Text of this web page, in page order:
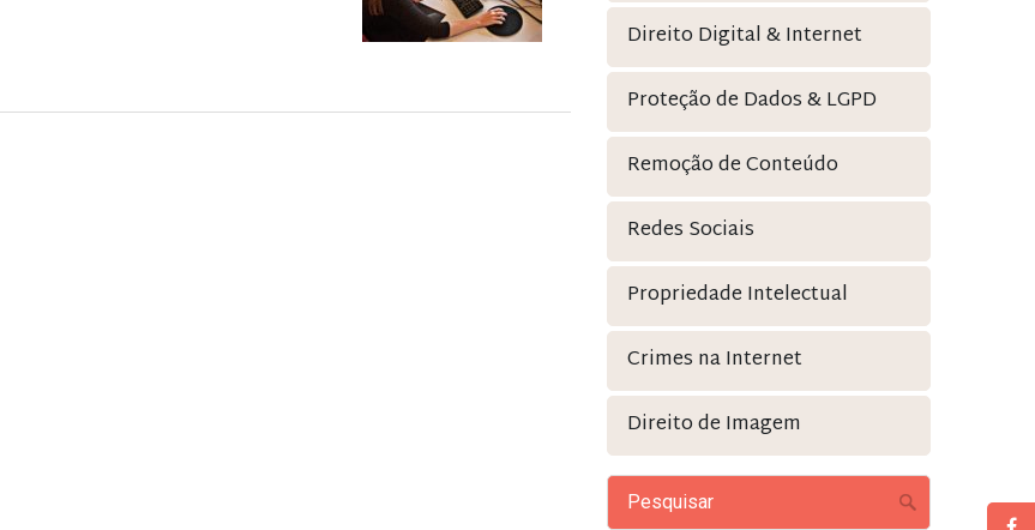
Direito Digital & Internet
Proteção de Dados & LGPD
Remoção de Conteúdo
Redes Sociais
Propriedade Intelectual
Crimes na Internet
Direito de Imagem